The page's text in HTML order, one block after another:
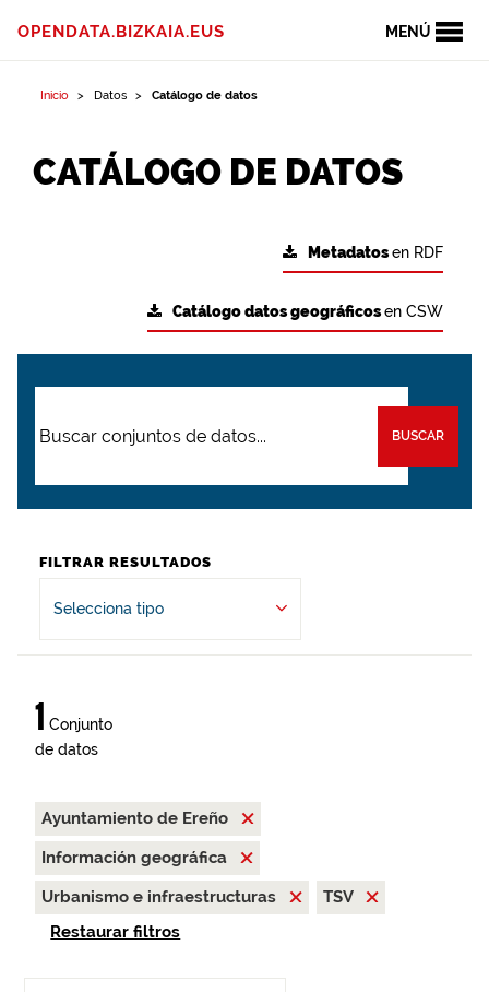
MENÚ
OPENDATA.BIZKAIA.EUS
Inicio Datos Catálogo de datos
CATÁLOGO DE DATOS
Metadatosen RDF
Catálogo datos geográficosen CSW
BUSCAR
FILTRAR RESULTADOS
Selecciona tipo
1 Conjunto
de datos
Ayuntamiento de Ereño
Información geográfica
Urbanismo e infraestructuras
TSV
Restaurar filtros